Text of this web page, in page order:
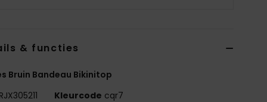
& functies
Bruin Bandeau Bikinitop
Kleurcode cqr7